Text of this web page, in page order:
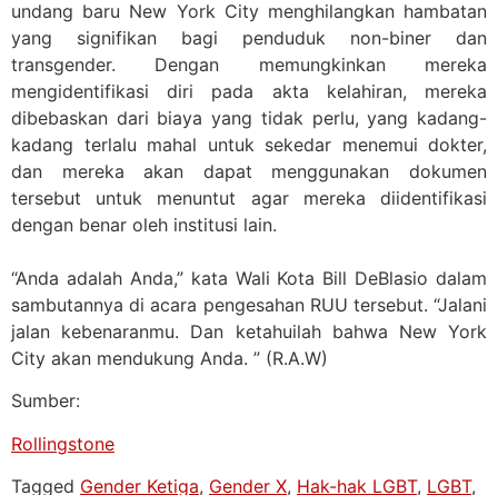
undang baru New York City menghilangkan hambatan
yang signifikan bagi penduduk non-biner dan
transgender. Dengan memungkinkan mereka
mengidentifikasi diri pada akta kelahiran, mereka
dibebaskan dari biaya yang tidak perlu, yang kadang-
kadang terlalu mahal untuk sekedar menemui dokter,
dan mereka akan dapat menggunakan dokumen
tersebut untuk menuntut agar mereka diidentifikasi
dengan benar oleh institusi lain.
“Anda adalah Anda,” kata Wali Kota Bill DeBlasio dalam
sambutannya di acara pengesahan RUU tersebut. “Jalani
jalan kebenaranmu. Dan ketahuilah bahwa New York
City akan mendukung Anda. ” (R.A.W)
Sumber:
Rollingstone
Tagged Gender Ketiga, Gender X, Hak-hak LGBT, LGBT,